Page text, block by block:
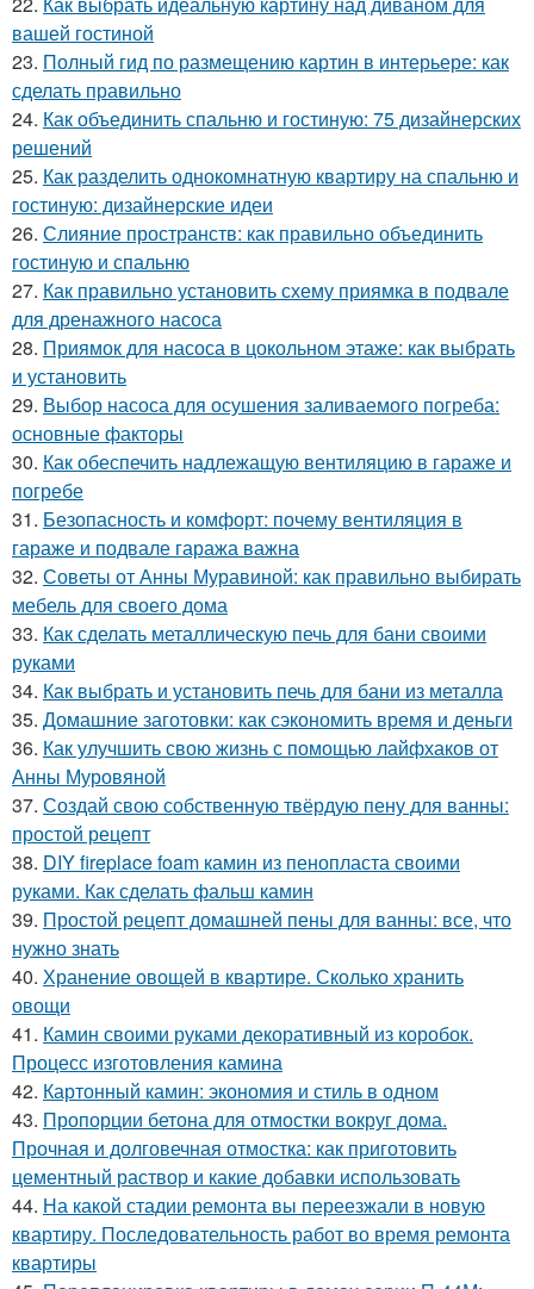
вашей гостиной
23. Полный гид по размещению картин в интерьере: как
сделать правильно
24. Как объединить спальню и гостиную: 75 дизайнерских
решений
25. Как разделить однокомнатную квартиру на спальню и
гостиную: дизайнерские идеи
26. Слияние пространств: как правильно объединить
гостиную и спальню
27. Как правильно установить схему приямка в подвале
для дренажного насоса
28. Приямок для насоса в цокольном этаже: как выбрать
и установить
29. Выбор насоса для осушения заливаемого погреба:
основные факторы
30. Как обеспечить надлежащую вентиляцию в гараже и
погребе
31. Безопасность и комфорт: почему вентиляция в
гараже и подвале гаража важна
32. Советы от Анны Муравиной: как правильно выбирать
мебель для своего дома
33. Как сделать металлическую печь для бани своими
руками
34. Как выбрать и установить печь для бани из металла
35. Домашние заготовки: как сэкономить время и деньги
36. Как улучшить свою жизнь с помощью лайфхаков от
Анны Муровяной
37. Создай свою собственную твёрдую пену для ванны:
простой рецепт
38. DIY fireplace foam камин из пенопласта своими
руками. Как сделать фальш камин
39. Простой рецепт домашней пены для ванны: все, что
нужно знать
40. Хранение овощей в квартире. Сколько хранить
овощи
41. Камин своими руками декоративный из коробок.
Процесс изготовления камина
42. Картонный камин: экономия и стиль в одном
43. Пропорции бетона для отмостки вокруг дома.
Прочная и долговечная отмостка: как приготовить
цементный раствор и какие добавки использовать
44. На какой стадии ремонта вы переезжали в новую
квартиру. Последовательность работ во время ремонта
квартиры